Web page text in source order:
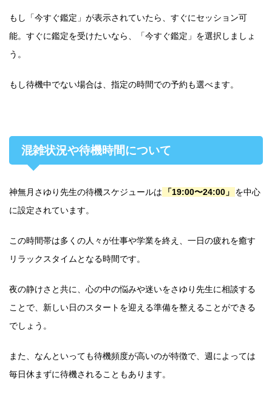
もし「今すぐ鑑定」が表示されていたら、すぐにセッション可
能。すぐに鑑定を受けたいなら、「今すぐ鑑定」を選択しましょ
う。
もし待機中でない場合は、指定の時間での予約も選べます。
混雑状況や待機時間について
神無月さゆり先生の待機スケジュールは 「19:00〜24:00」
を中心
に設定されています。
この時間帯は多くの人々が仕事や学業を終え、一日の疲れを癒す
リラックスタイムとなる時間です。
夜の静けさと共に、心の中の悩みや迷いをさゆり先生に相談する
ことで、新しい日のスタートを迎える準備を整えることができる
でしょう。
また、なんといっても待機頻度が高いのが特徴で、週によっては
毎日休まずに待機されることもあります。